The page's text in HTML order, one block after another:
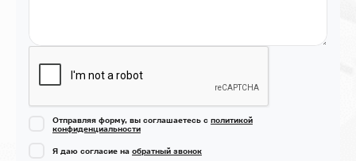
Отправляя форму, вы соглашаетесь с политикой
конфиденциальности
Я даю согласие на обратный звонок